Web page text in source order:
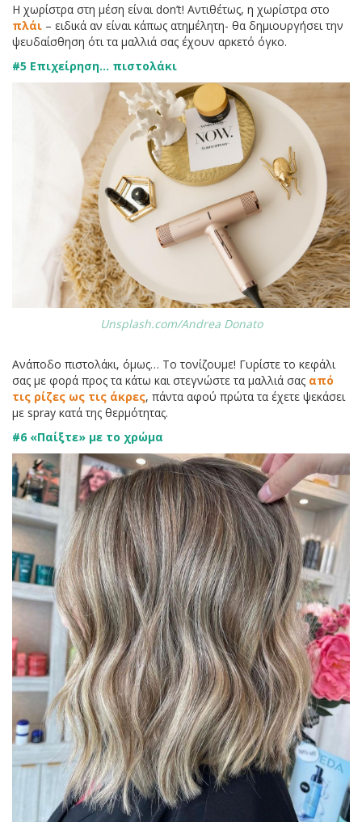
Η χωρίστρα στη μέση είναι don’t! Αντιθέτως, η χωρίστρα στο
πλάι – ειδικά αν είναι κάπως ατημέλητη- θα δημιουργήσει την
ψευδαίσθηση ότι τα μαλλιά σας έχουν αρκετό όγκο.
#5 Επιχείρηση… πιστολάκι
Unsplash.com/Andrea Donato
Ανάποδο πιστολάκι, όμως… Το τονίζουμε! Γυρίστε το κεφάλι
σας με φορά προς τα κάτω και στεγνώστε τα μαλλιά σας από
τις ρίζες ως τις άκρες, πάντα αφού πρώτα τα έχετε ψεκάσει
με spray κατά της θερμότητας.
#6 «Παίξτε» με το χρώμα